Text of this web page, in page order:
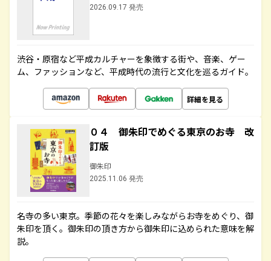
2026.09.17 発売
渋谷・原宿など平成カルチャーを象徴する街や、音楽、ゲー
ム、ファッションなど、平成時代の流行と文化を巡るガイド。
詳細を見る
０４ 御朱印でめぐる東京のお寺 改
訂版
御朱印
2025.11.06 発売
名寺の多い東京。季節の花々を楽しみながらお寺をめぐり、御
朱印を頂く。御朱印の頂き方から御朱印に込められた意味を解
説。